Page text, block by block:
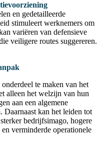
en gedetailleerde
stimuleert werknemers om
variëren van defensieve
veiligere routes suggereren.
te maken van het
alleen het welzijn van hun
aan een algemene
Daarnaast kan het leiden tot
bedrijfsimago, hogere
verminderde operationele